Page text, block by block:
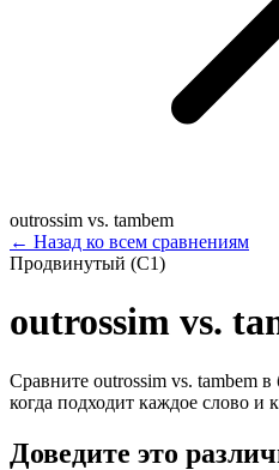
outrossim vs. tambem
← Назад ко всем сравнениям
Продвинутый (C1)
outrossim vs.
Сравните outrossim vs. tambem в
когда подходит каждое слово и
Доведите это